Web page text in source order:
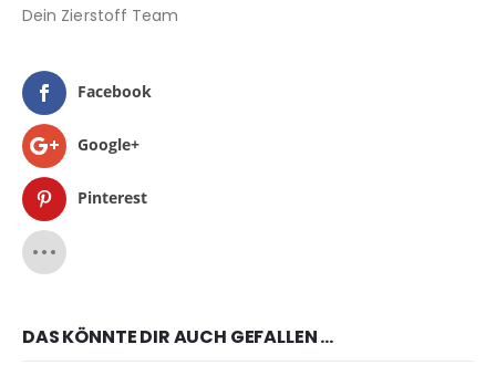
Dein Zierstoff Team
Facebook
Google+
Pinterest
DAS KÖNNTE DIR AUCH GEFALLEN …